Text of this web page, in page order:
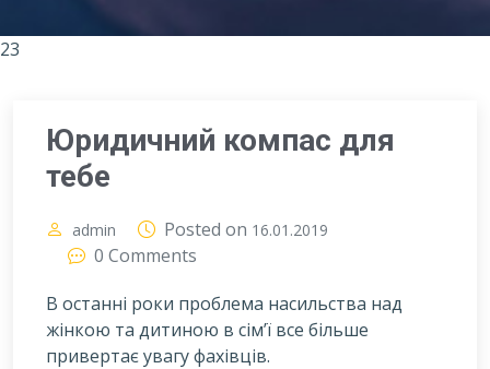
23
Юридичний компас для
тебе
admin Posted on 16.01.2019
0 Comments
В останні роки проблема насильства над
жінкою та дитиною в сім’ї все більше
привертає увагу фахівців.